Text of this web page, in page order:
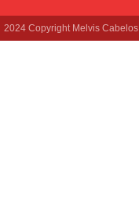
2024 Copyright Melvis Cabelos